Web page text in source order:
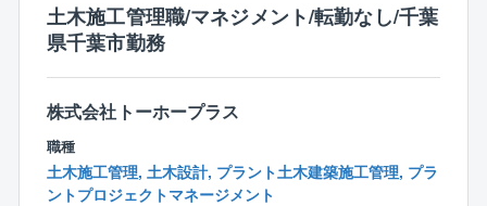
土木施工管理職/マネジメント/転勤なし/千葉
県千葉市勤務
株式会社トーホープラス
職種
土木施工管理, 土木設計, プラント土木建築施工管理, プラ
ントプロジェクトマネージメント